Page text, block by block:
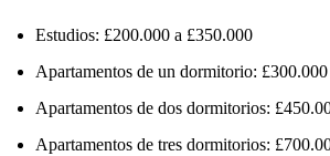
Estudios: £200.000 a £350.000
Apartamentos de un dormitorio:
Apartamentos de dos dormitorios:
Apartamentos de tres dormitorios: